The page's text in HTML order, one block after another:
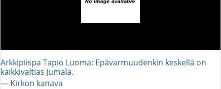
Arkkipiispa Tapio Luoma: Epävarmuudenkin keskellä on
kaikkivaltias Jumala.
― Kirkon kanava